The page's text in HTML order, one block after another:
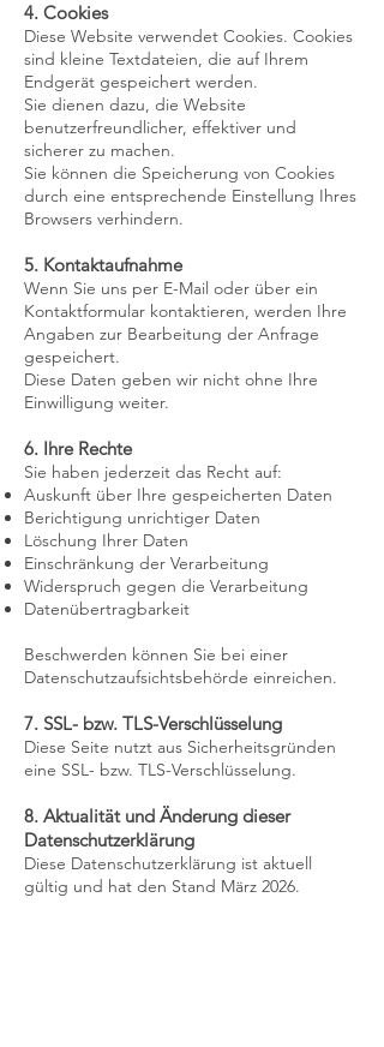
4. Cookies
Diese Website verwendet Cookies. Cookies
sind kleine Textdateien, die auf Ihrem
Endgerät gespeichert werden.
Sie dienen dazu, die Website
benutzerfreundlicher, effektiver und
sicherer zu machen.
Sie können die Speicherung von Cookies
durch eine entsprechende Einstellung Ihres
Browsers verhindern.
5. Kontaktaufnahme
Wenn Sie uns per E-Mail oder über ein
Kontaktformular kontaktieren, werden Ihre
Angaben zur Bearbeitung der Anfrage
gespeichert.
Diese Daten geben wir nicht ohne Ihre
Einwilligung weiter.
6. Ihre Rechte
Sie haben jederzeit das Recht auf:
Auskunft über Ihre gespeicherten Daten
Berichtigung unrichtiger Daten
Löschung Ihrer Daten
Einschränkung der Verarbeitung
Widerspruch gegen die Verarbeitung
Datenübertragbarkeit
Beschwerden können Sie bei einer
Datenschutzaufsichtsbehörde einreichen.
7. SSL- bzw. TLS-Verschlüsselung
Diese Seite nutzt aus Sicherheitsgründen
eine SSL- bzw. TLS-Verschlüsselung.
8. Aktualität und Änderung dieser
Datenschutzerklärung
Diese Datenschutzerklärung ist aktuell
gültig und hat den Stand März 2026.